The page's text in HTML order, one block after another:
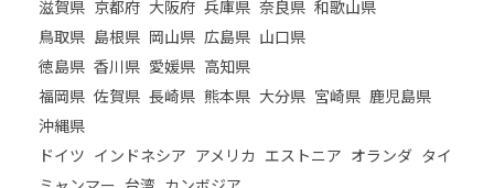
滋賀県 京都府 大阪府 兵庫県 奈良県 和歌山県
鳥取県 島根県 岡山県 広島県 山口県
徳島県 香川県 愛媛県 高知県
福岡県 佐賀県 長崎県 熊本県 大分県 宮崎県 鹿児島県
沖縄県
ドイツ インドネシア アメリカ エストニア オランダ タイ